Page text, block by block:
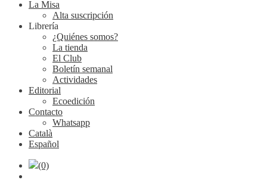
La Misa
Alta suscripción
Librería
¿Quiénes somos?
La tienda
El Club
Boletín semanal
Actividades
Editorial
Ecoedición
Contacto
Whatsapp
Català
Español
(0)